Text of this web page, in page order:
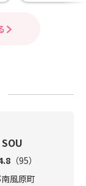
（95）
風原町